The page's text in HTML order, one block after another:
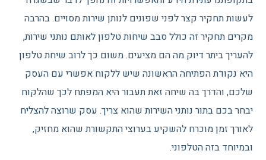
לעשות תחקיר קצר לפני שפונים לנותן שירות מסויים. בהרבה
מקרים תחקיר זה כולל סבב שיחות טלפון לאותם נותני שירות,
להעריך ביתר דיוק מה הם מציעים. משום כך לרוב שיחת טלפון
היא נקודת הפתיחה הראשונה שיש ללקוח אפשרי עם העסק
שלכם, והדרך בה שיחה זאת תעבור היא המפתח לכך שהלקוח
יבחר בכם בתור נותני השירות שהוא צריך. עסק שרוצה להצליח
לאורך זמן מוכרח להשקיע בערוצי התקשורת שהוא מחזיק,
ובמיוחד בזה הטלפוני.